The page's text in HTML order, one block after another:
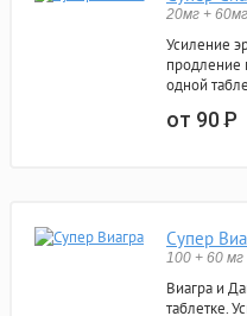
20мг + 60мг
Усиление
продление
одной
от 90Р
Супер
100 + 60 мг
Виагра и
таблетке.